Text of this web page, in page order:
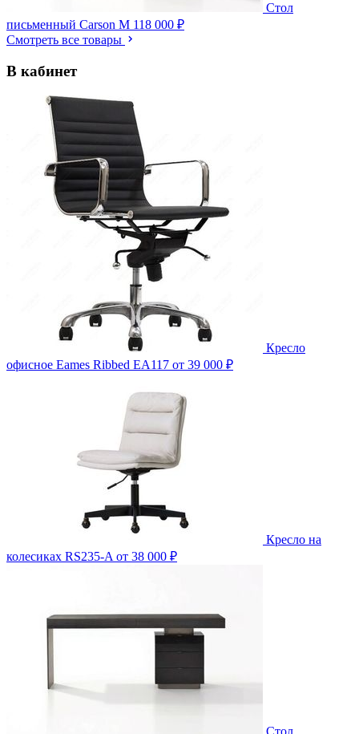
Стол
письменный Carson M 118 000 ₽
Смотреть все товары
В кабинет
Кресло
офисное Eames Ribbed EA117 от 39 000 ₽
Кресло на
колесиках RS235-A от 38 000 ₽
Стол